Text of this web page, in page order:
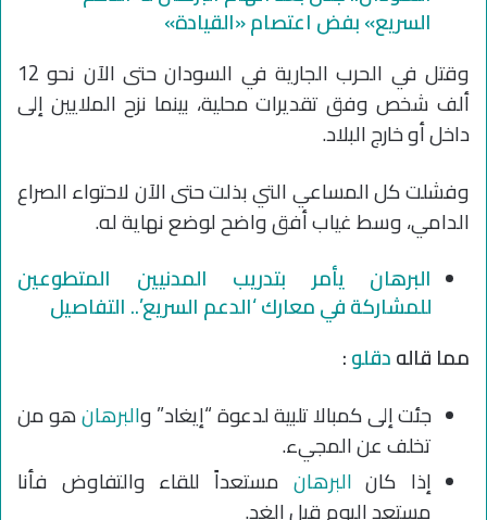
السريع» بفض اعتصام «القيادة»
وقتل في الحرب الجارية في السودان حتى الآن نحو 12
ألف شخص وفق تقديرات محلية، بينما نزح الملايين إلى
داخل أو خارج البلاد.
وفشلت كل المساعي التي بذلت حتى الآن لاحتواء الصراع
الدامي، وسط غياب أفق واضح لوضع نهاية له.
البرهان يأمر بتدريب المدنيين المتطوعين
للمشاركة في معارك ‘الدعم السريع’.. التفاصيل
مما قالهدقلو:
جئت إلى كمبالا تلبية لدعوة “إيغاد” والبرهانهو من
تخلف عن المجيء.
إذا كانالبرهان مستعداً للقاء والتفاوض فأنا
مستعد اليوم قبل الغد.